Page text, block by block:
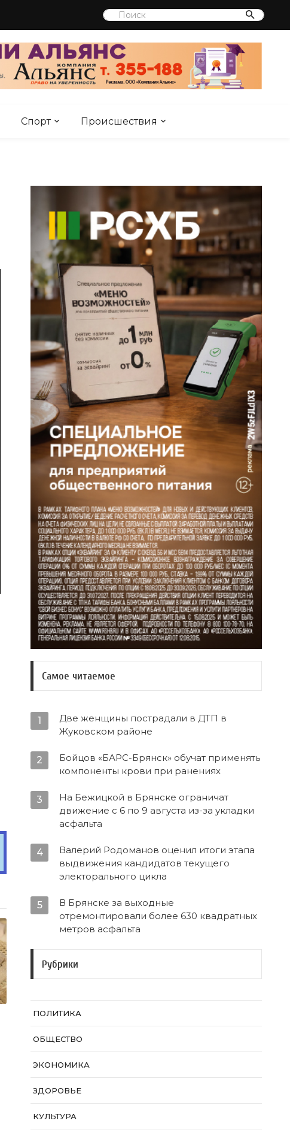
Спорт Происшествия
Самое читаемое
1
Две женщины пострадали в ДТП в
Жуковском районе
2
Бойцов «БАРС-Брянск» обучат применять
компоненты крови при ранениях
3
На Бежицкой в Брянске ограничат
движение с 6 по 9 августа из-за укладки
асфальта
4
Валерий Родоманов оценил итоги этапа
выдвижения кандидатов текущего
электорального цикла
5
В Брянске за выходные
отремонтировали более 630 квадратных
метров асфальта
Рубрики
ПОЛИТИКА
ОБЩЕСТВО
ЭКОНОМИКА
ЗДОРОВЬЕ
КУЛЬТУРА